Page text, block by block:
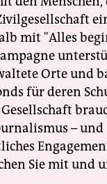
mit "Alles
Orte und
für deren
– und
Sie mit und